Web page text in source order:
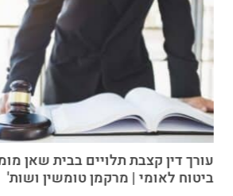
עורך דין קצבת תלויים בבית שאן
ביטוח לאומי | מרקמן טומשין ושות'